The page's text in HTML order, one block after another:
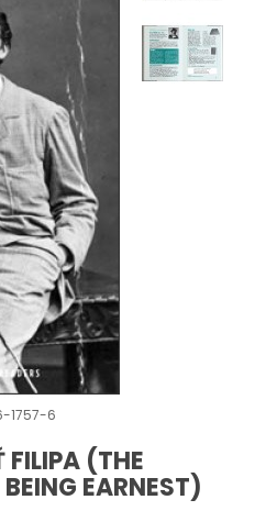
1757-6
FILIPA (THE
EARNEST)